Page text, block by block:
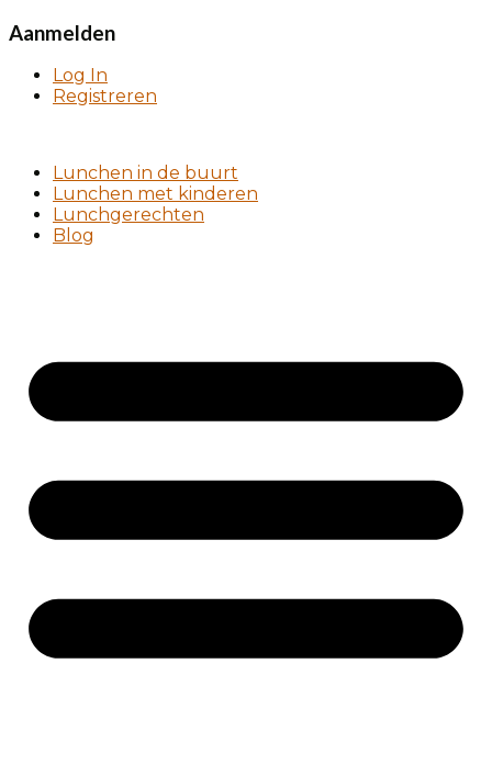
Aanmelden
Log In
Registreren
Lunchen in de buurt
Lunchen met kinderen
Lunchgerechten
Blog